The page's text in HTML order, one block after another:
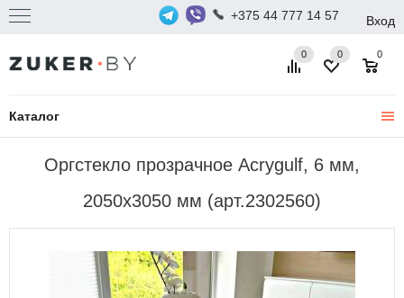
+375 44 777 14 57 Вход
Каталог
0 0
0
Оргстекло прозрачное Acrygulf, 6 мм,
2050х3050 мм (арт.2302560)